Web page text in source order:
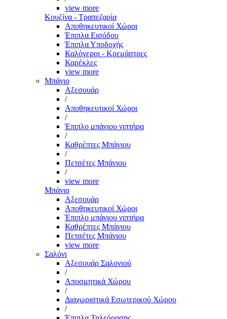
view more
Κουζίνα - Τραπεζαρία
Αποθηκευτικοί Χώροι
Έπιπλα Εισόδου
Έπιπλα Υποδοχής
Καλόγεροι - Κρεμάστρες
Καρέκλες
view more
Μπάνιο
Αξεσουάρ
/
Αποθηκευτικοί Χώροι
/
Έπιπλο μπάνιου νιπτήρα
/
Καθρέπτες Μπάνιου
/
Πετσέτες Μπάνιου
/
view more
Μπάνιο
Αξεσουάρ
Αποθηκευτικοί Χώροι
Έπιπλο μπάνιου νιπτήρα
Καθρέπτες Μπάνιου
Πετσέτες Μπάνιου
view more
Σαλόνι
Αξεσουάρ Σαλονιού
/
Αποσμητικά Χώρου
/
Διαχωριστικά Εσωτερικού Χώρου
/